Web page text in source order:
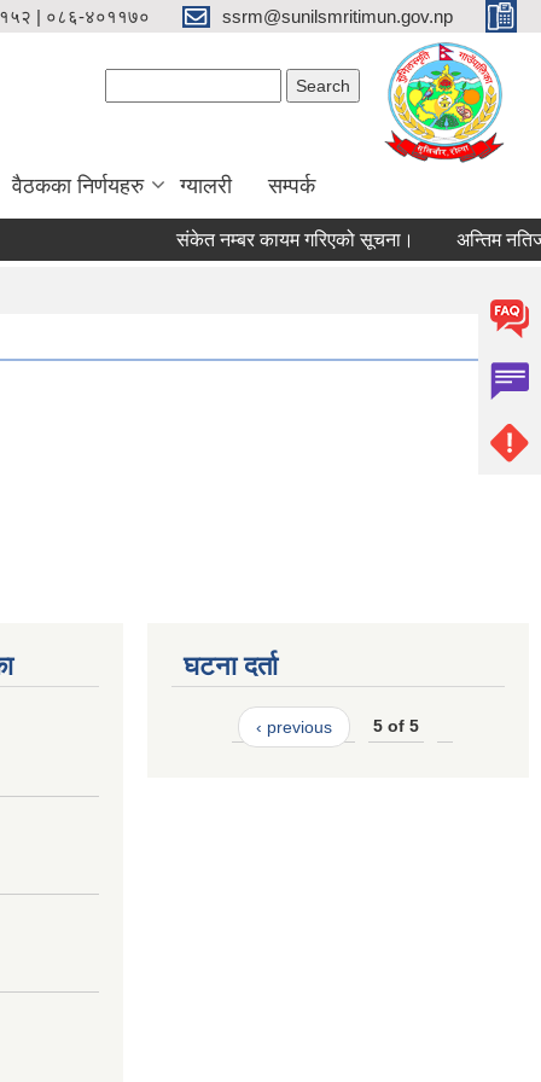
| ०८६-४०११७० ssrm@sunilsmritimun.gov.np
वैठकका निर्णयहरु ग्यालरी सम्पर्क
संकेत नम्बर कायम गरिएको सूचना। अन्तिम नतिजा
घटना दर्ता
‹ previous 5 of 5